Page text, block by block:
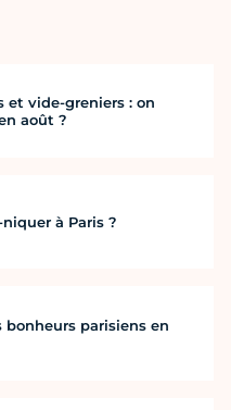
et vide-greniers : on
août ?
à Paris ?
bonheurs parisiens en